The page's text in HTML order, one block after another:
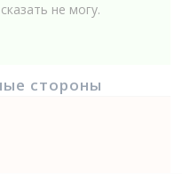
не могу.
стороны